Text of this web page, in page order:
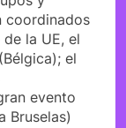
coordinados
la UE, el
el
evento
Bruselas)